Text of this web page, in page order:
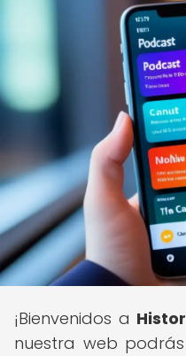
¡Bienvenidos a
nuestra web